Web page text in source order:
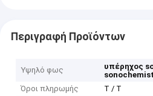
Περιγραφή Προϊόντων
Υψηλό φως υπέρηχος
Όροι πληρωμής
T / T